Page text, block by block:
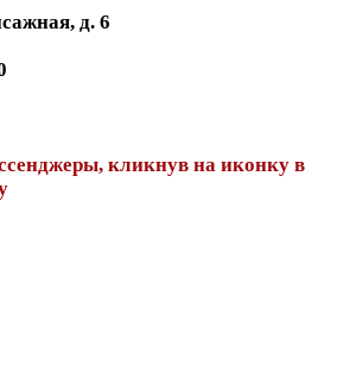
д. 6
кликнув на иконку в